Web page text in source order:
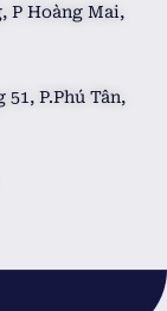
P Hoàng Mai,
P.Phú Tân,